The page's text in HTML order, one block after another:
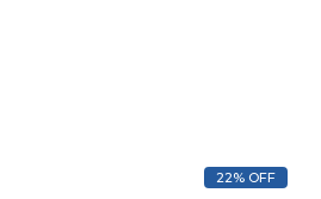
22% OFF